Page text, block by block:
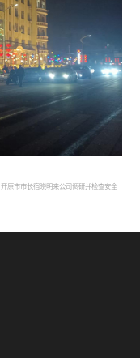
开原市市长宿晓明来公司调研并检查安全